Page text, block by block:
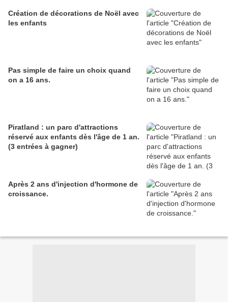
Création de décorations de Noël avec
les enfants
Pas simple de faire un choix quand
on a 16 ans.
Piratland : un parc d'attractions
réservé aux enfants dès l'âge de 1 an.
(3 entrées à gagner)
Après 2 ans d'injection d'hormone de
croissance.